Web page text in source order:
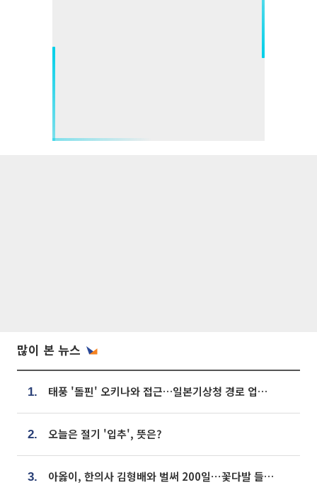
많이 본 뉴스
1. 태풍 '돌핀' 오키나와 접근…일본기상청 경로 업데이트
2. 오늘은 절기 '입추', 뜻은?
3. 아옳이, 한의사 김형배와 벌써 200일⋯꽃다발 들고 "프러포즈 아냐"